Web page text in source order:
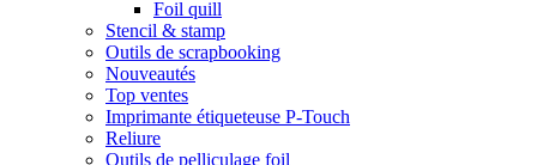
Foil quill
Stencil & stamp
Outils de scrapbooking
Nouveautés
Top ventes
Imprimante étiqueteuse P-Touch
Reliure
Outils de pelliculage foil